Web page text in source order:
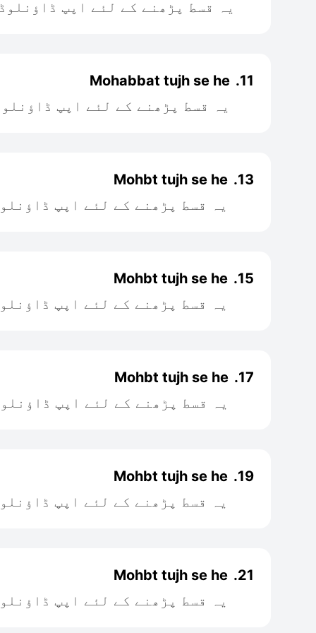
یہ قسط پڑھنے کے لئے اپپ
11.
Mohabbat tujh se he
یہ قسط پڑھنے کے لئے اپپ
13.
Mohbt tujh se he
یہ قسط پڑھنے کے لئے اپپ
15.
Mohbt tujh se he
یہ قسط پڑھنے کے لئے اپپ
17.
Mohbt tujh se he
یہ قسط پڑھنے کے لئے اپپ
19.
Mohbt tujh se he
یہ قسط پڑھنے کے لئے اپپ
21.
Mohbt tujh se he
یہ قسط پڑھنے کے لئے اپپ